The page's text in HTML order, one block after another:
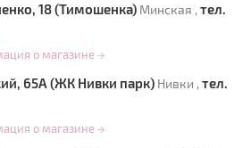
18 (Тимошенка) Минская , тел.
о магазине →
65А (ЖК Нивки парк) Нивки , тел.
о магазине →